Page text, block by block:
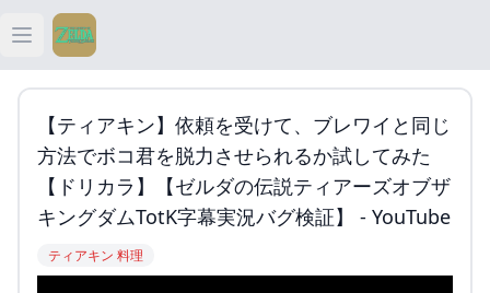
Open main menu
ティアキン
ティアキン 祠
ティアキン 武器
【ティアキン】依頼を受けて、ブレワイと同じ
方法でボコ君を脱力させられるか試してみた
【ドリカラ】【ゼルダの伝説ティアーズオブザ
キングダムTotK字幕実況バグ検証】 - YouTube
ティアキン 料理